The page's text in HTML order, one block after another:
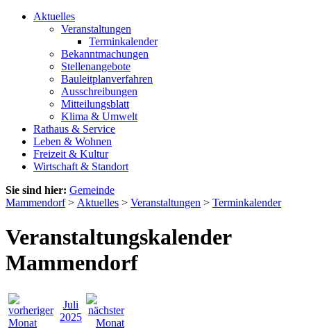
Aktuelles
Veranstaltungen
Terminkalender
Bekanntmachungen
Stellenangebote
Bauleitplanverfahren
Ausschreibungen
Mitteilungsblatt
Klima & Umwelt
Rathaus & Service
Leben & Wohnen
Freizeit & Kultur
Wirtschaft & Standort
Sie sind hier: Gemeinde
Mammendorf> Aktuelles > Veranstaltungen > Terminkalender
Veranstaltungskalender
Mammendorf
Juli
2025